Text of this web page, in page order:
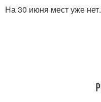
На 30 июня мест уже нет.